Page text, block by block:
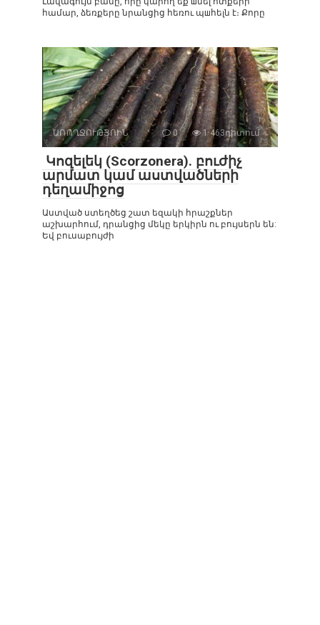
համար, ձեռքերը նրանցից հեռու պшհելն է։ Քորը
ԱՌՈՂՋՈՒԹՅՈԻՆ 0 1 463դիտում
Կոզելեկ (Scorzonera). բուժիչ
արմատ կամ աստվածների
դեղամիջոց
Աստված ստեղծեց շատ եզակի հրաշքներ
աշխարհում, դրանցից մեկը երկիրն ու բույսերն են:
Եվ բուսաբույժի